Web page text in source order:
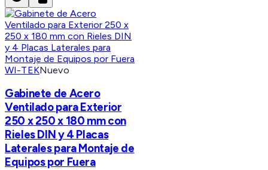
WI-TEKNuevo
Gabinete de Acero
Ventilado para Exterior
250 x 250 x 180 mm con
Rieles DIN y 4 Placas
Laterales para Montaje de
Equipos por Fuera